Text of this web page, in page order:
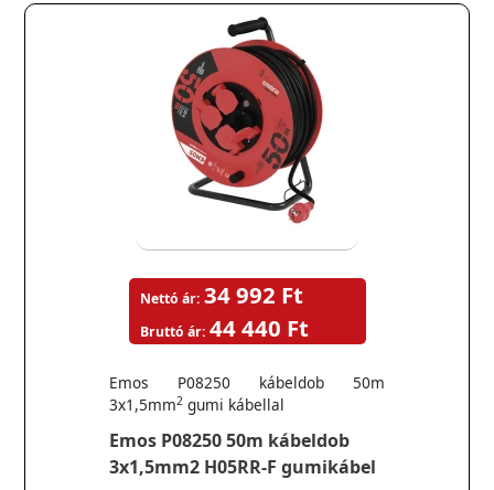
Emos P08250 50m kábeldob
3x1,5mm2 H05RR-F gumikábel
Emos P08250 kábeldob 50m
3x1,5mm2 gumi kábellal
Nettó ár: 34 992 Ft
Bruttó ár: 44 440 Ft